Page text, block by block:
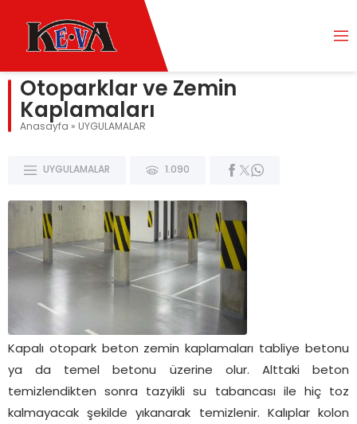
Otoparklar ve Zemin
Kaplamaları
Anasayfa » UYGULAMALAR
UYGULAMALAR 1.090
Kapalı otopark beton zemin kaplamaları tabliye betonu
ya da temel betonu üzerine olur. Alttaki beton
temizlendikten sonra tazyikli su tabancası ile hiç toz
kalmayacak şekilde yıkanarak temizlenir. Kalıplar kolon